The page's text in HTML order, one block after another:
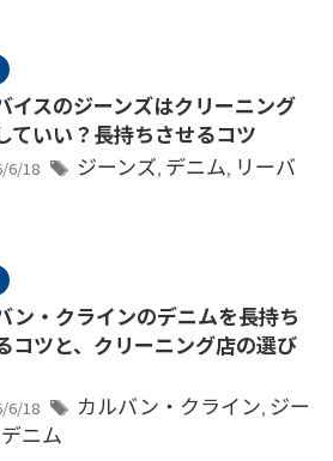
イスのジーンズはクリーニング
ていい？長持ちさせるコツ
6/18 ジーンズ, デニム, リーバ
ン・クラインのデニムを長持ち
コツと、クリーニング店の選び
6/18 カルバン・クライン, ジー
デニム